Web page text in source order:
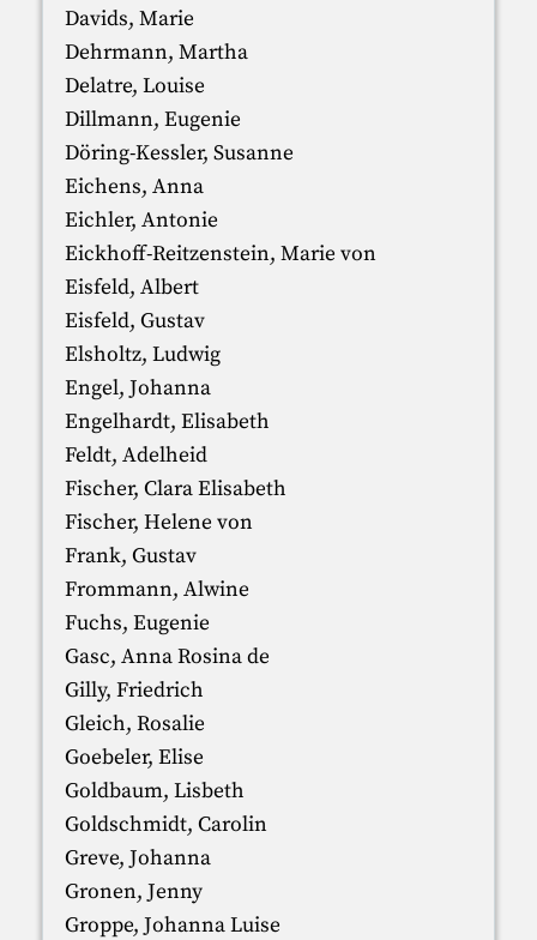
Davids, Marie
Dehrmann, Martha
Delatre, Louise
Dillmann, Eugenie
Döring-Kessler, Susanne
Eichens, Anna
Eichler, Antonie
Eickhoff-Reitzenstein, Marie von
Eisfeld, Albert
Eisfeld, Gustav
Elsholtz, Ludwig
Engel, Johanna
Engelhardt, Elisabeth
Feldt, Adelheid
Fischer, Clara Elisabeth
Fischer, Helene von
Frank, Gustav
Frommann, Alwine
Fuchs, Eugenie
Gasc, Anna Rosina de
Gilly, Friedrich
Gleich, Rosalie
Goebeler, Elise
Goldbaum, Lisbeth
Goldschmidt, Carolin
Greve, Johanna
Gronen, Jenny
Groppe, Johanna Luise